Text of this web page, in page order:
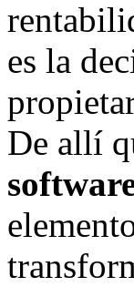
es la
De allí